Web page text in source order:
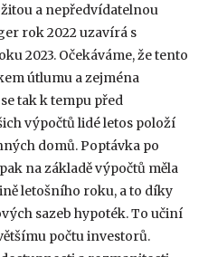
a nepředvídatelnou
rok 2022 uzavírá s
2023. Očekáváme, že tento
útlumu a zejména
tak k tempu před
výpočtů lidé letos položí
domů. Poptávka po
na základě výpočtů měla
letošního roku, a to díky
sazeb hypoték. To učiní
počtu investorů.